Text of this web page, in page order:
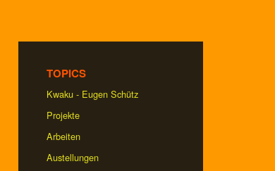
TOPICS
Kwaku - Eugen Schütz
Projekte
Arbeiten
Austellungen